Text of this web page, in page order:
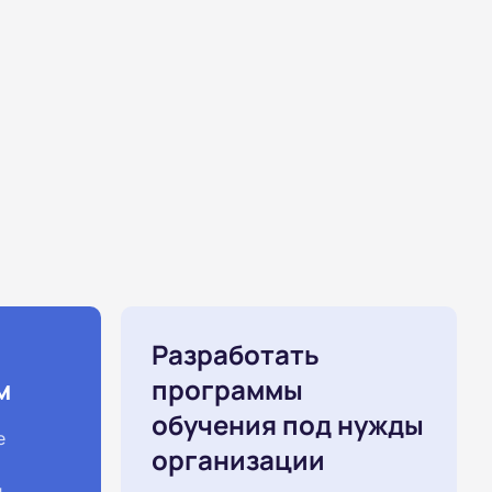
Разработать
программы
обучения под нужды
организации